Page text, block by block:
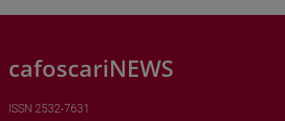
cafoscariNEWS
ISSN 2532-7631